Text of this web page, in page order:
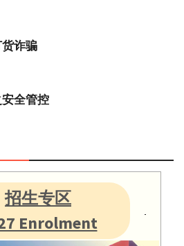
诈骗
全管控
招生专区
Enrolment